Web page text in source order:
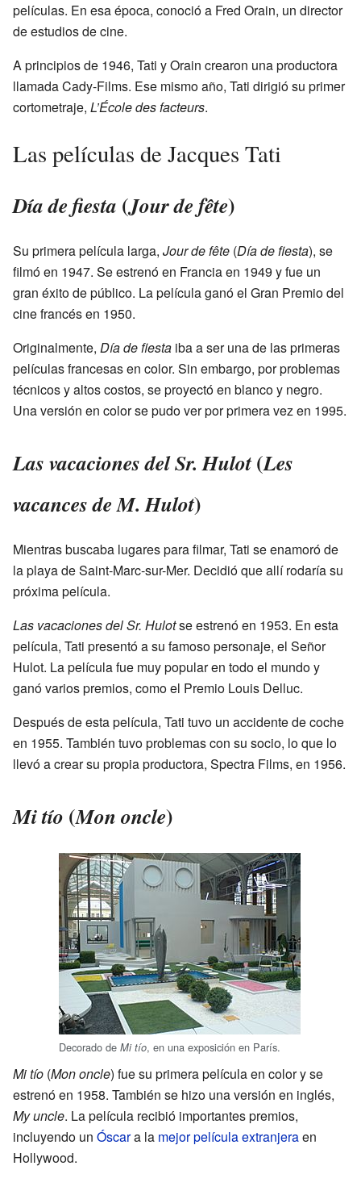
películas. En esa época, conoció a Fred Orain, un director
de estudios de cine.
A principios de 1946, Tati y Orain crearon una productora
llamada Cady-Films. Ese mismo año, Tati dirigió su primer
cortometraje, L’École des facteurs.
Las películas de Jacques Tati
Día de fiesta (Jour de fête)
Su primera película larga, Jour de fête (Día de fiesta), se
filmó en 1947. Se estrenó en Francia en 1949 y fue un
gran éxito de público. La película ganó el Gran Premio del
cine francés en 1950.
Originalmente, Día de fiesta iba a ser una de las primeras
películas francesas en color. Sin embargo, por problemas
técnicos y altos costos, se proyectó en blanco y negro.
Una versión en color se pudo ver por primera vez en 1995.
Las vacaciones del Sr. Hulot(Les
vacances de M. Hulot)
Mientras buscaba lugares para filmar, Tati se enamoró de
la playa de Saint-Marc-sur-Mer. Decidió que allí rodaría su
próxima película.
Las vacaciones del Sr. Hulotse estrenó en 1953. En esta
película, Tati presentó a su famoso personaje, el Señor
Hulot. La película fue muy popular en todo el mundo y
ganó varios premios, como el Premio Louis Delluc.
Después de esta película, Tati tuvo un accidente de coche
en 1955. También tuvo problemas con su socio, lo que lo
llevó a crear su propia productora, Spectra Films, en 1956.
Mi tío (Mon oncle)
Decorado de Mi tío, en una exposición en París.
Mi tío (Mon oncle) fue su primera película en color y se
estrenó en 1958. También se hizo una versión en inglés,
My uncle. La película recibió importantes premios,
incluyendo un Óscara la mejor película extranjeraen
Hollywood.